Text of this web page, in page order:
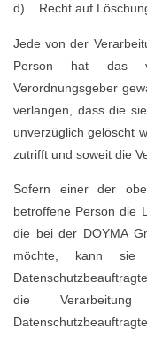
d) Recht auf
Jede von der
Person hat das
Verordnungsgeber
verlangen, dass die
unverzüglich gelöscht
zutrifft und soweit die
Sofern einer der
betroffene Person die
die bei der DOYMA
möchte, kann sie
die